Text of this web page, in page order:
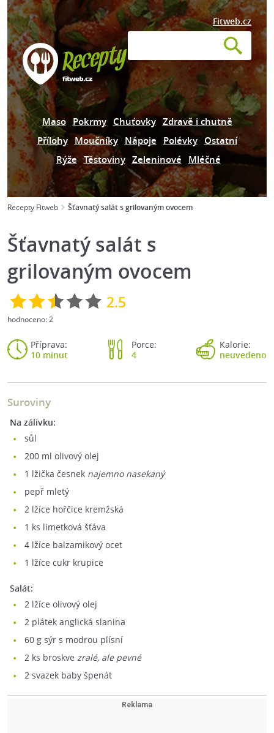
Fitweb.cz
Maso Pokrmy Chuťovky Zdravě i chutně
Přílohy Moučníky Nápoje Polévky Ostatní
Rýže Těstoviny Zeleninové Mléčné
Recepty Fitweb Šťavnatý salát s grilovaným ovocem
Šťavnatý salát s
grilovaným ovocem
2.5
hodnoceno:2
Příprava:
10 minut
Porce:
4
Kalorie:
neuvedeno
Suroviny
Na zálivku:
sůl
200 ml olivový olej
1 lžička česnek najemno nasekaný
pepř mletý
2 lžíce hořčice kremžská
1 ks limetková šťáva
4 lžíce balzamikový ocet
1 lžíce cukr krupice
Salát:
2 lžíce olivový olej
2 plátek anglická slanina
60 g sýr s modrou plísní
2 ks broskve zralé, ale pevné
2 svazek baby špenát